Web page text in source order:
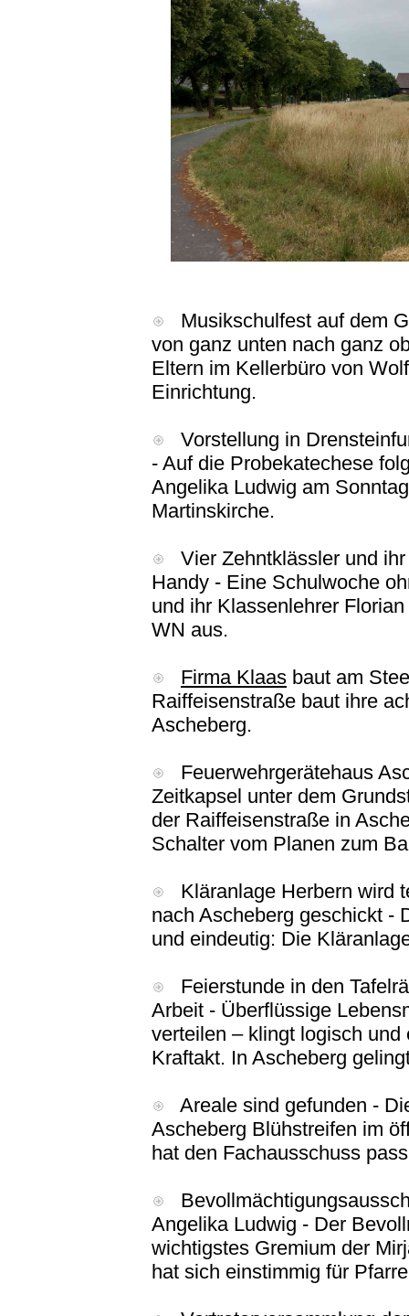
Musikschulfest auf dem
von ganz unten nach ganz
Eltern im Kellerbüro von
Einrichtung.
Vorstellung in
- Auf die Probekatechese
Angelika Ludwig am
Martinskirche.
Vier Zehntklässler und
Handy - Eine Schulwoche
und ihr Klassenlehrer
WN aus.
Firma Klaas baut am
Raiffeisenstraße baut ihre
Ascheberg.
Feuerwehrgerätehaus
Zeitkapsel unter dem
der Raiffeisenstraße in
Schalter vom Planen zum
Kläranlage Herbern wird
nach Ascheberg geschickt -
und eindeutig: Die
Feierstunde in den
Arbeit - Überflüssige
verteilen – klingt logisch
Kraftakt. In Ascheberg
Areale sind gefunden -
Ascheberg Blühstreifen im
hat den Fachausschuss
Angelika Ludwig - Der
wichtigstes Gremium der
hat sich einstimmig für